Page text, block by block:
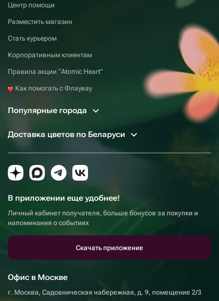
Центр помощи
Разместить магазин
Стать курьером
Корпоративным клиентам
Правила акции “Atomic Heart”
Как помогать с Флаувау
Популярные города
Доставка цветов по Беларуси
В приложении еще удобнее!
Личный кабинет получателя, больше бонусов за покупки и
напоминания о событиях
Скачать приложение
Офис в Москве
г. Москва, Садовническая набережная, д. 9, помещение 2/3